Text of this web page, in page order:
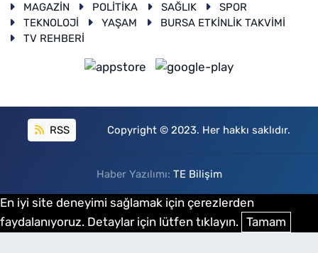
MAGAZİN
POLİTİKA SAĞLIK
SPOR
TEKNOLOJİ
YAŞAM
BURSA ETKİNLİK TAKVİMİ
TV REHBERİ
RSS Copyright © 2023. Her hakkı saklıdır.
Haber Yazılımı: TE Bilişim
En iyi site deneyimi sağlamak için çerezlerden
faydalanıyoruz. Detaylar için lütfen tıklayın. Tamam